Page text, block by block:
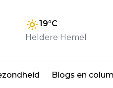
19°C
Heldere Hemel
Blogs en